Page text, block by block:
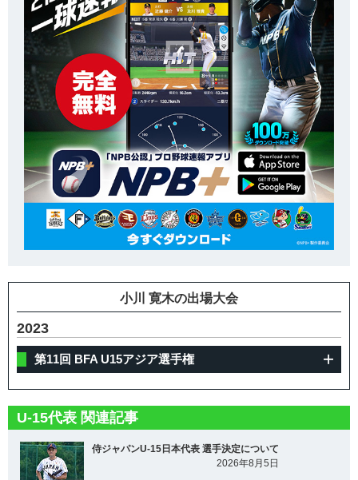
小川 寛木の出場大会
2023
第11回 BFA U15アジア選手権
U-15代表 関連記事
侍ジャパンU-15日本代表 選手決定について
2026年8月5日